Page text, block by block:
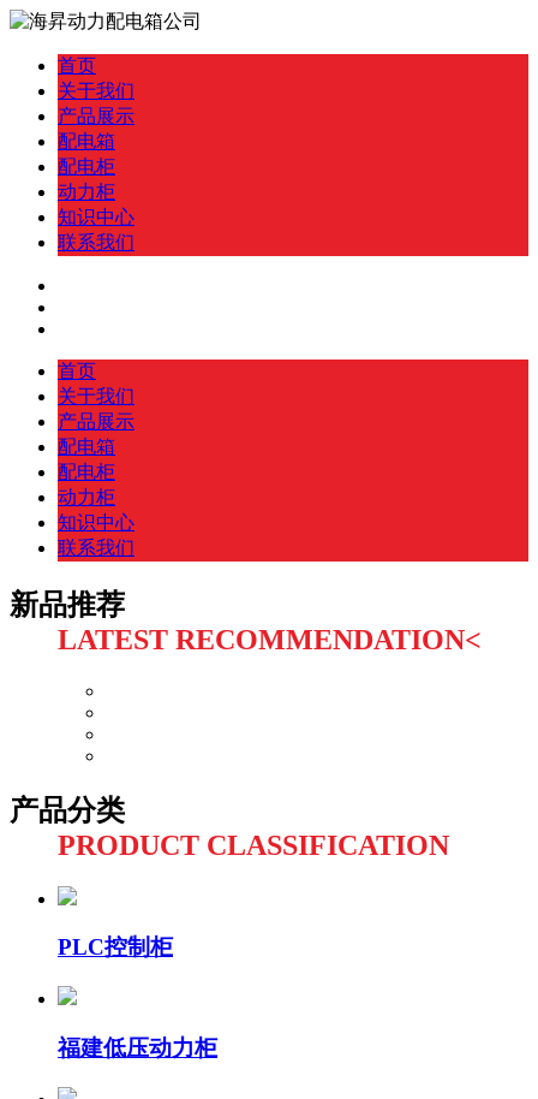
首页
关于我们
产品展示
配电箱
配电柜
动力柜
知识中心
联系我们
首页
关于我们
产品展示
配电箱
配电柜
动力柜
知识中心
联系我们
新品推荐
LATEST RECOMMENDATION<
产品分类
PRODUCT CLASSIFICATION
PLC控制柜
福建低压动力柜